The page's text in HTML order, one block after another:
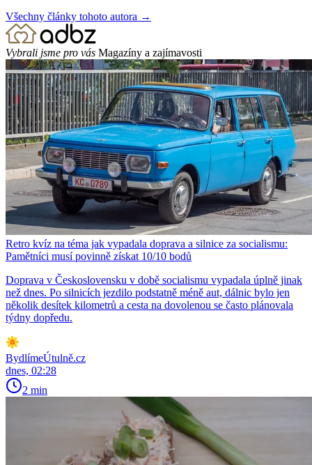
Všechny články tohoto autora →
Vybrali jsme pro vás Magazíny a zajímavosti
Retro kvíz na téma jak vypadala doprava a silnice za socialismu:
Pamětníci musí povinně získat 10/10 bodů
Doprava v Československu v době socialismu vypadala úplně jinak
než dnes. Po silnicích jezdilo podstatně méně aut, dálnic bylo jen
několik desítek kilometrů a cesta na dovolenou se často plánovala
týdny dopředu.
BydlímeÚtulně.cz
dnes, 02:28
2 min